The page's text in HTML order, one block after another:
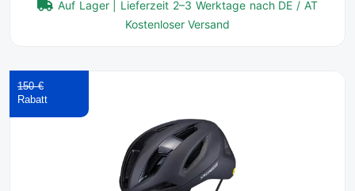
Auf Lager | Lieferzeit 2–3 Werktage nach DE / AT
Kostenloser Versand
150 €